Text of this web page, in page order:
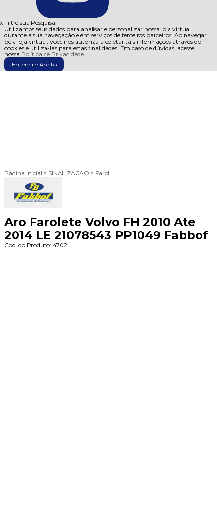
x Filtre sua Pesquisa:
Utilizamos seus dados para analisar e personalizar nossa loja virtual
durante a sua navegação e em serviços de terceiros parceiros. Ao navegar
pela loja virtual, você nos autoriza a coletar tais informações através do
cookies e utilizá-las para estas finalidades. Em caso de dúvidas, acesse
nossa Política de Privacidade
Entendi e Aceito
Página Inicial > SINALIZACAO > Farol
Aro Farolete Volvo FH 2010 Ate
2014 LE 21078543 PP1049 Fabbof
Cod. do Produto: 4702